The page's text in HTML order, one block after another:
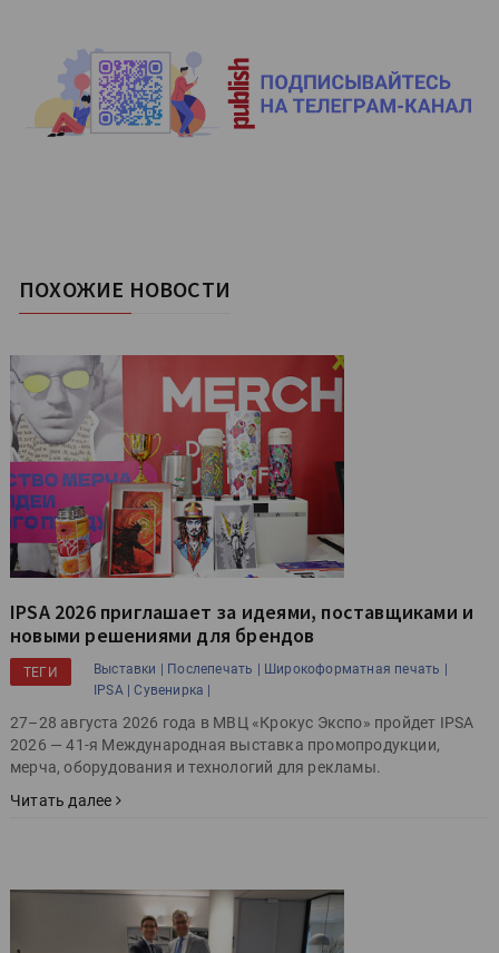
ПОХОЖИЕ НОВОСТИ
IPSA 2026 приглашает за идеями, поставщиками и
новыми решениями для брендов
ТЕГИ Выставки | Послепечать | Широкоформатная печать |
IPSA | Сувенирка |
27–28 августа 2026 года в МВЦ «Крокус Экспо» пройдет IPSA
2026 — 41-я Международная выставка промопродукции,
мерча, оборудования и технологий для рекламы.
Читать далее